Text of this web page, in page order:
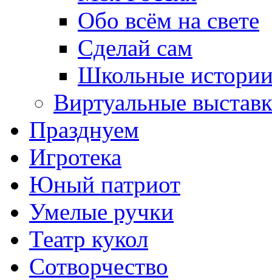
Обо всём на свете
Сделай сам
Школьные
Виртуальные
Празднуем
Игротека
Юный патриот
Умелые ручки
Театр кукол
Сотворчество